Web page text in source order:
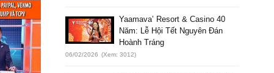
Yaamava’ Resort & Casino 40
Năm: Lễ Hội Tết Nguyên Đán
Hoành Tráng
06/02/2026 (Xem: 3012)